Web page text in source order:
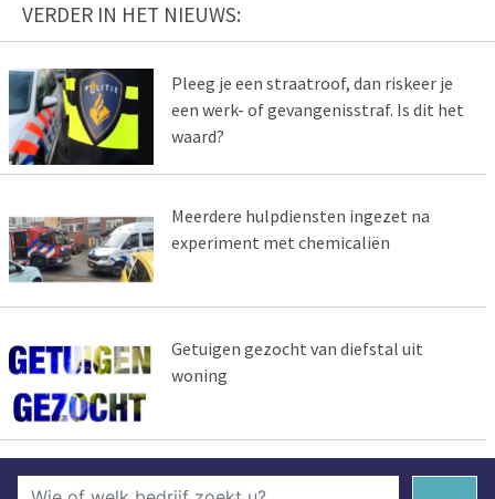
VERDER IN HET NIEUWS:
Pleeg je een straatroof, dan riskeer je
een werk- of gevangenisstraf. Is dit het
waard?
Meerdere hulpdiensten ingezet na
experiment met chemicaliën
Getuigen gezocht van diefstal uit
woning